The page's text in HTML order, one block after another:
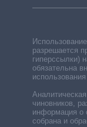
разрешается
гиперссылки)
обязательна
чиновников,
информация о
собрана и